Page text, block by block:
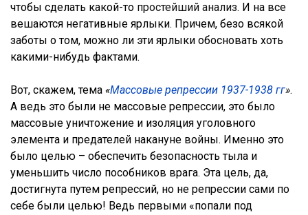
чтобы сделать какой-то простейший анализ. И на все
вешаются негативные ярлыки. Причем, безо всякой
заботы о том, можно ли эти ярлыки обосновать хоть
какими-нибудь фактами.
Вот, скажем, тема «Массовые репрессии 1937-1938 гг».
А ведь это были не массовые репрессии, это было
массовые уничтожение и изоляция уголовного
элемента и предателей накануне войны. Именно это
было целью – обеспечить безопасность тыла и
уменьшить число пособников врага. Эта цель, да,
достигнута путем репрессий, но не репрессии сами по
себе были целью! Ведь первыми «попали под